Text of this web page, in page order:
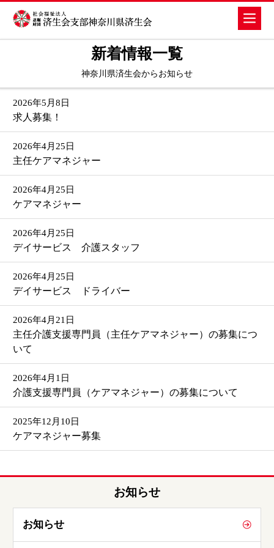
新着情報一覧
神奈川県済生会からお知らせ
2026年5月8日
求人募集！
2026年4月25日
主任ケアマネジャー
2026年4月25日
ケアマネジャー
2026年4月25日
デイサービス 介護スタッフ
2026年4月25日
デイサービス ドライバー
2026年4月21日
主任介護支援専門員（主任ケアマネジャー）の募集につ
いて
2026年4月1日
介護支援専門員（ケアマネジャー）の募集について
2025年12月10日
ケアマネジャー募集
お知らせ
お知らせ